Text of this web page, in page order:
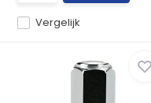
Vergelijk